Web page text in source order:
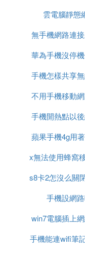
5、開啟手機4G
復手機4G網路使
3. 華為手機切換
進入「設置」，
的「SIM卡槽」，
使用移動卡或者
卡業務的。
因為系統會首選
雙卡信號方法：
統設置進行，所
進入手機設置。
2.現在就來到了設
理」，點擊進入
蝸牛移動為2G網
牛移動設置為4G/
嗎
雲電腦靜態
無手機網路連
不了網
華為手機沒停
網路
手機怎樣共享
連接電腦連接
不用手機移動
手機開熱點以
差的原因
蘋果手機4g用
沒網路了
x無法使用蜂窩
設置
s8卡2怎沒么關
路
手機設網
win7電腦插上
路
手機能連wifi筆